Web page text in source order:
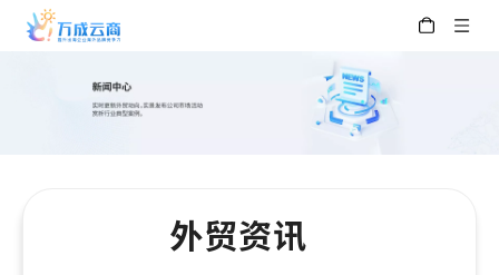
外贸资讯